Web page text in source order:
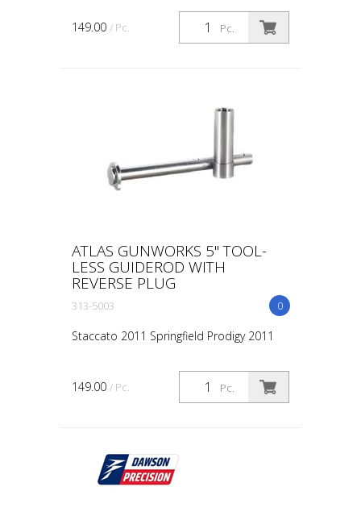
Pc.
149.00 / Pc.
ATLAS GUNWORKS 5" TOOL-
LESS GUIDEROD WITH
REVERSE PLUG
0
313-5003
Staccato 2011 Springfield Prodigy 2011
Pc.
149.00 / Pc.